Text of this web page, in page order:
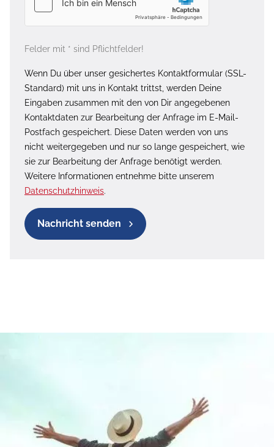
Felder mit * sind Pflichtfelder!
Wenn Du über unser gesichertes Kontaktformular (SSL-
Standard) mit uns in Kontakt trittst, werden Deine
Eingaben zusammen mit den von Dir angegebenen
Kontaktdaten zur Bearbeitung der Anfrage im E-Mail-
Postfach gespeichert. Diese Daten werden von uns
nicht weitergegeben und nur so lange gespeichert, wie
sie zur Bearbeitung der Anfrage benötigt werden.
Weitere Informationen entnehme bitte unserem
Datenschutzhinweis.
Nachricht senden